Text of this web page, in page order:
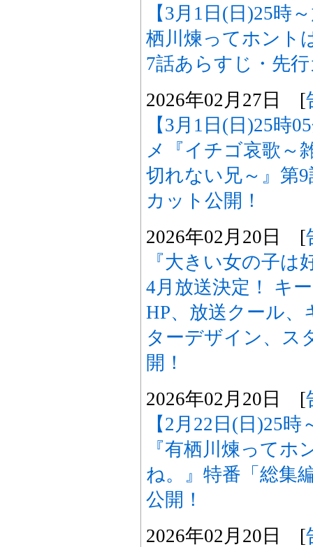
【3月1日(日)25時
栖川煉ってホント
7話あらすじ・先
2026年02月27日 [
【3月1日(日)25時
メ『イチゴ哀歌～
切れない兄～』第
カット公開！
2026年02月20日 [
『大きい女の子は
4月放送決定！ キ
HP、放送クール
ターデザイン、ス
開！
2026年02月20日 [
【2月22日(日)25
『有栖川煉ってホ
ね。』特番「総集
公開！
2026年02月20日 [